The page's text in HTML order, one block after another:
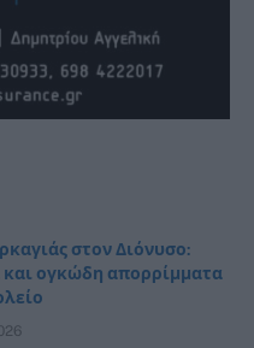
στον Διόνυσο:
και ογκώδη απορρίμματα